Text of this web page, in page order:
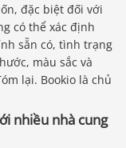
đặc biệt đối với
có thể xác định
sẵn có, tình trạng
màu sắc và
lại. Bookio là chủ
nhiều nhà cung